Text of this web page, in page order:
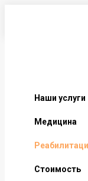
Наши услуги
Медицина
Стоимость